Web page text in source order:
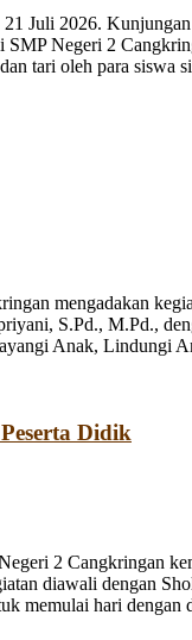
Juli 2026.
SMP Negeri 2
tari oleh para siswa
mengadakan
S.Pd., M.Pd.,
Anak,
Didik
2 Cangkringan
diawali dengan
memulai hari dengan